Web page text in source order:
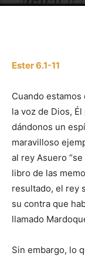
Ester 6.1-11
Cuando
la voz de Dios,
dándonos un
maravilloso
al rey Asuero
libro de las
resultado, el rey
su contra que
llamado
Sin embargo, lo